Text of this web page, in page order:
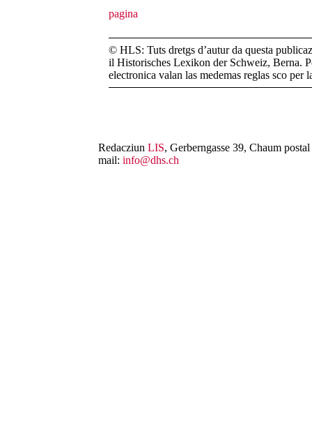
© HLS: Tuts dretgs d’autur da questa
il Historisches Lexikon der Schweiz, Berna.
electronica valan las medemas reglas sco per
Redacziun LIS, Gerberngasse 39, Chaum
mail: info@dhs.ch